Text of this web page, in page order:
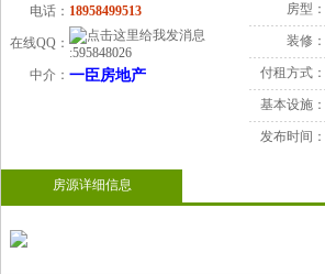
电话： 18958499513
在线QQ：
:595848026
中介： 一臣房地产
房型：
装修：
付租方式：
基本设施：
发布时间：
房源详细信息